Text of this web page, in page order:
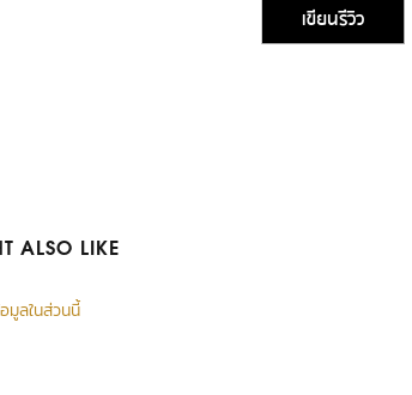
เขียนรีวิว
ALSO LIKE
มูลในส่วนนี้